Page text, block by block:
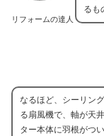
リフォームの達人
るも
なるほど、シーリン
る扇風機で、軸が天
ター本体に羽根がつ